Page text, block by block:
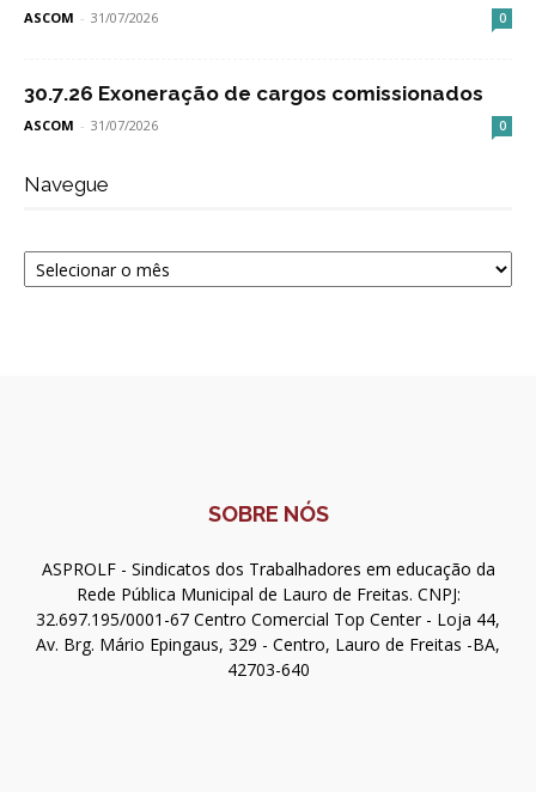
ASCOM - 31/07/2026 0
30.7.26 Exoneração de cargos comissionados
ASCOM - 31/07/2026 0
Navegue
Navegue
SOBRE NÓS
ASPROLF - Sindicatos dos Trabalhadores em educação da
Rede Pública Municipal de Lauro de Freitas. CNPJ:
32.697.195/0001-67 Centro Comercial Top Center - Loja 44,
Av. Brg. Mário Epingaus, 329 - Centro, Lauro de Freitas -BA,
42703-640